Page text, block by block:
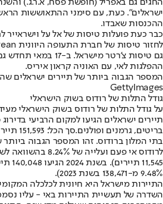
החגים גם באפריל (חופשת פסח, א.ר.ג.)
ישראלים". כעת, עם סימני ההתאוששות
ההכנסות שאבדו.
גם טיסות צ'רטר
ההפלגות לאי, עם האוניה קראון איריס.
GettyImages
גודל התלות של רודוס בשוק הישראלי
תיירים ישראלים הגיעו למקום הרביעי
בריטים, גרמנים ופולנים.סך הכל: 151,593 תיירים ישראלים
בתי המלון ברודוס. זהו המספר הגבוה ביותר
לרודוס אי פעם
9.48% מ-138,471 בשנת 2023).
התיירות מישראל היא חיונית לכלכלה
השדרה של תעשיית התיירות באי - עליו